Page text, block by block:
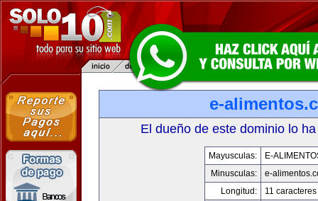
e-
El dueño de este dominio lo
Mayusculas:
E-
Minusculas:
e-
Longitud:
11 caracteres